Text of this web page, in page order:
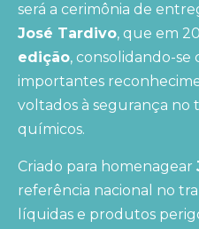
será a cerimônia de
José Tardivo, que em
edição, consolidando-se
importantes
voltados à segurança
químicos.
Criado para homenagear
referência nacional no
líquidas e produtos